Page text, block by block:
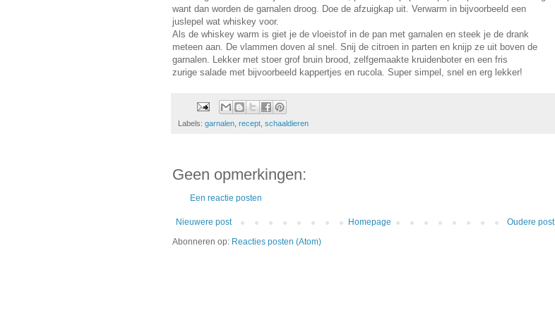
want dan worden de garnalen droog. Doe de afzuigkap uit. Verwarm in bijvoorbeeld een
juslepel wat whiskey voor.
Als de whiskey warm is giet je de vloeistof in de pan met garnalen en steek je de drank
meteen aan. De vlammen doven al snel. Snij de citroen in parten en knijp ze uit boven de
garnalen. Lekker met stoer grof bruin brood, zelfgemaakte kruidenboter en een fris
zurige salade met bijvoorbeeld kappertjes en rucola. Super simpel, snel en erg lekker!
Labels: garnalen recept schaaldieren
Geen opmerkingen:
Een reactie posten
Nieuwere post Oudere post
Homepage
Abonneren op: Reacties posten (Atom)